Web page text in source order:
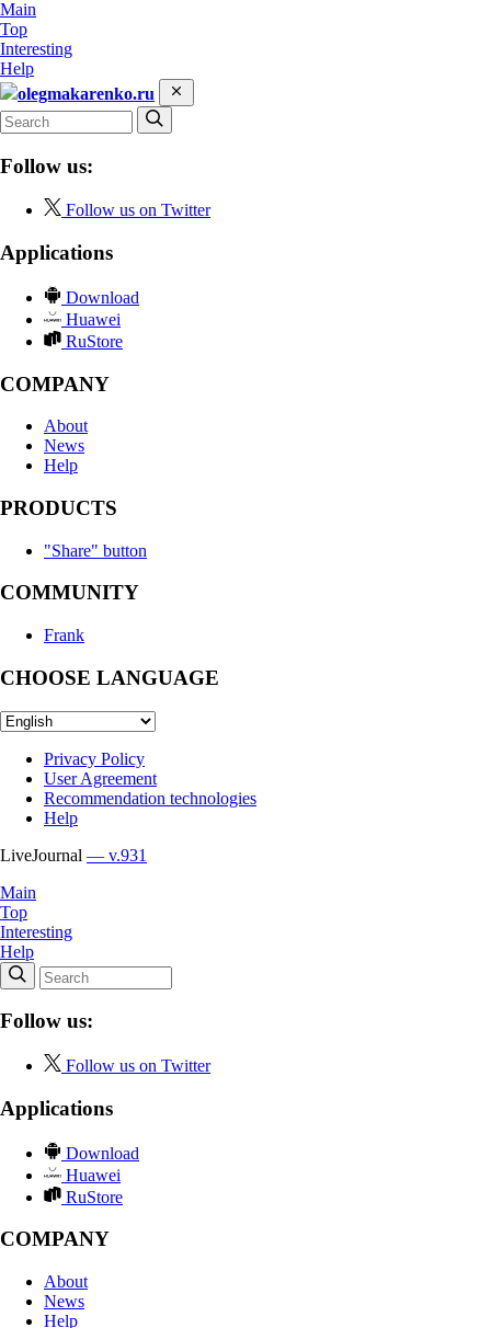
Main
Top
Interesting
Help
olegmakarenko.ru
Follow us:
Follow us on Twitter
Applications
Download
Huawei
RuStore
COMPANY
About
News
Help
PRODUCTS
"Share" button
COMMUNITY
Frank
CHOOSE LANGUAGE
Privacy Policy
User Agreement
Recommendation technologies
Help
LiveJournal — v.931
Main
Top
Interesting
Help
Follow us:
Follow us on Twitter
Applications
Download
Huawei
RuStore
COMPANY
About
News
Help